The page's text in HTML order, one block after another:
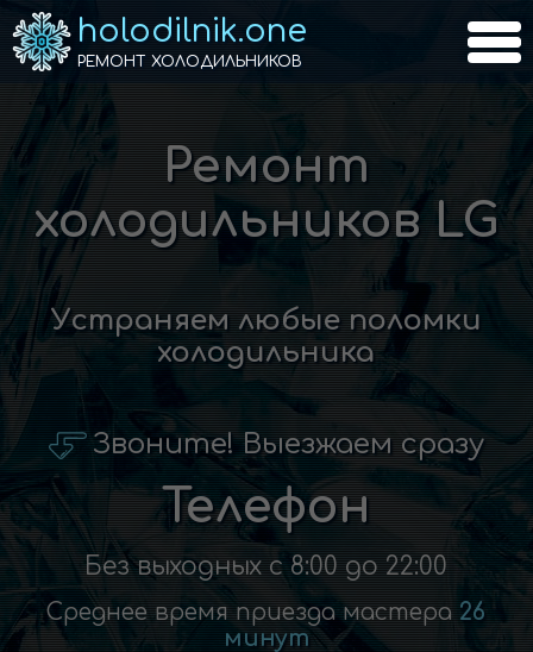
holodilnik.one
РЕМОНТ ХОЛОДИЛЬНИКОВ
Ремонт
холодильников LG
Устраняем любые поломки
холодильника
Звоните! Выезжаем сразу
Телефон
Без выходных с 8:00 до 22:00
Среднее время приезда мастера 26
минут